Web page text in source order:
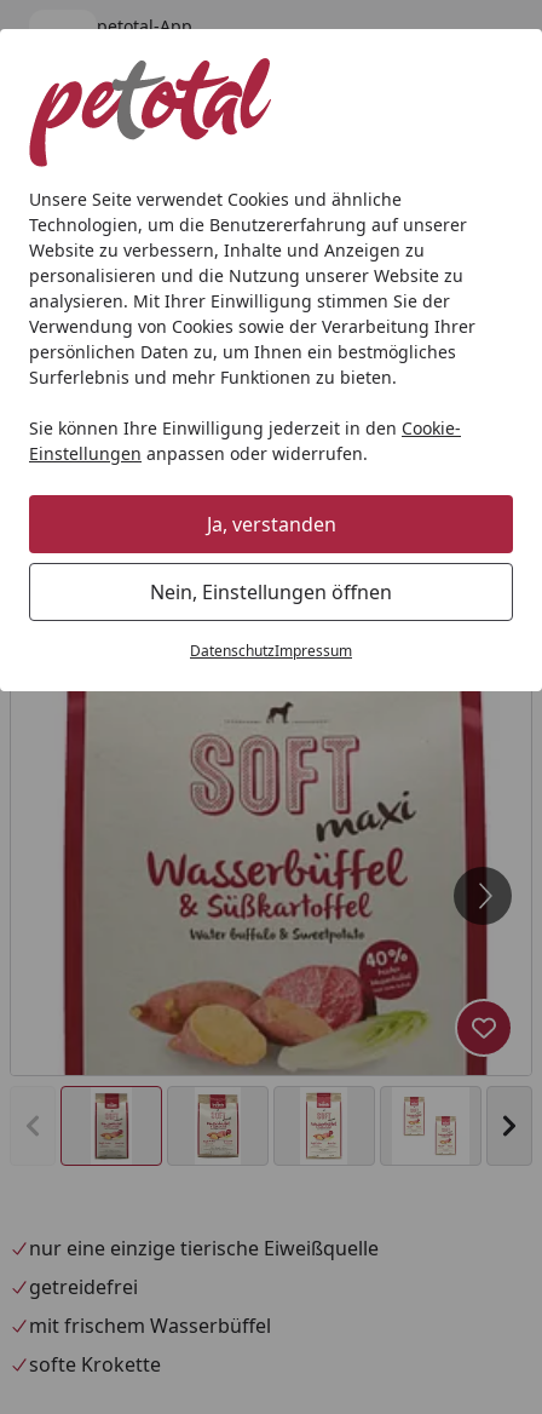
Unsere Seite verwendet Cookies und ähnliche
Technologien, um die Benutzererfahrung auf unserer
Website zu verbessern, Inhalte und Anzeigen zu
personalisieren und die Nutzung unserer Website zu
analysieren. Mit Ihrer Einwilligung stimmen Sie der
Verwendung von Cookies sowie der Verarbeitung Ihrer
persönlichen Daten zu, um Ihnen ein bestmögliches
Surferlebnis und mehr Funktionen zu bieten.
Sie können Ihre Einwilligung jederzeit in den Cookie-
Einstellungen anpassen oder widerrufen.
Ja, verstanden
Nein, Einstellungen öffnen
DatenschutzImpressum
petotal-App
kostenlos - Im App Store
Alle Produkte
Mein Konto
Suchen
Startseite
Hund Hundetrockenfutter bosch bosch SOFT Maxi
bosch SOFT Maxi Wasserbüffel &
Süßkartoffel Hundetrockenfutter
4.9 (13 Bewertungen)
Vorheriges Bild anzeigen
nur eine einzige tierische Eiweißquelle
getreidefrei
mit frischem Wasserbüffel
softe Krokette